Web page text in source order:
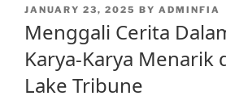
POSTED
JANUARY 23, 2025 BY ADMINFIA
Menggali Cerita
Karya-Karya Menarik
Lake Tribune